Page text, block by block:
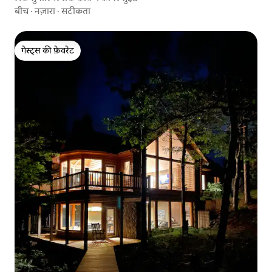
बीच·नज़ारा ·सटीकता
गेस्ट्स की फ़ेवरेट
गेस्ट्स की फ़ेवरेट